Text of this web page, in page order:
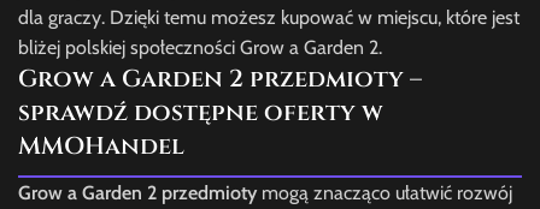
dla graczy. Dzięki temu możesz kupować w miejscu, które jest
bliżej polskiej społeczności Grow a Garden 2.
Grow a Garden 2 przedmioty –
sprawdź dostępne oferty w
MMOHandel
Grow a Garden 2 przedmiotymogą znacząco ułatwić rozwój